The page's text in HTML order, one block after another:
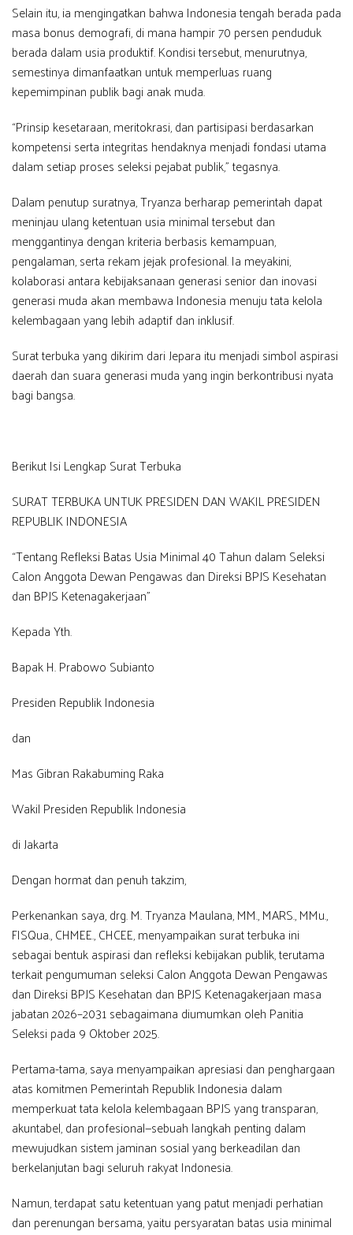
Selain itu, ia mengingatkan bahwa Indonesia tengah berada pada
masa bonus demografi, di mana hampir 70 persen penduduk
berada dalam usia produktif. Kondisi tersebut, menurutnya,
semestinya dimanfaatkan untuk memperluas ruang
kepemimpinan publik bagi anak muda.
“Prinsip kesetaraan, meritokrasi, dan partisipasi berdasarkan
kompetensi serta integritas hendaknya menjadi fondasi utama
dalam setiap proses seleksi pejabat publik,” tegasnya.
Dalam penutup suratnya, Tryanza berharap pemerintah dapat
meninjau ulang ketentuan usia minimal tersebut dan
menggantinya dengan kriteria berbasis kemampuan,
pengalaman, serta rekam jejak profesional. Ia meyakini,
kolaborasi antara kebijaksanaan generasi senior dan inovasi
generasi muda akan membawa Indonesia menuju tata kelola
kelembagaan yang lebih adaptif dan inklusif.
Surat terbuka yang dikirim dari Jepara itu menjadi simbol aspirasi
daerah dan suara generasi muda yang ingin berkontribusi nyata
bagi bangsa.
Berikut Isi Lengkap Surat Terbuka
SURAT TERBUKA UNTUK PRESIDEN DAN WAKIL PRESIDEN
REPUBLIK INDONESIA
“Tentang Refleksi Batas Usia Minimal 40 Tahun dalam Seleksi
Calon Anggota Dewan Pengawas dan Direksi BPJS Kesehatan
dan BPJS Ketenagakerjaan”
Kepada Yth.
Bapak H. Prabowo Subianto
Presiden Republik Indonesia
dan
Mas Gibran Rakabuming Raka
Wakil Presiden Republik Indonesia
di Jakarta
Dengan hormat dan penuh takzim,
Perkenankan saya, drg. M. Tryanza Maulana, MM., MARS., MMu.,
FISQua., CHMEE., CHCEE, menyampaikan surat terbuka ini
sebagai bentuk aspirasi dan refleksi kebijakan publik, terutama
terkait pengumuman seleksi Calon Anggota Dewan Pengawas
dan Direksi BPJS Kesehatan dan BPJS Ketenagakerjaan masa
jabatan 2026–2031 sebagaimana diumumkan oleh Panitia
Seleksi pada 9 Oktober 2025.
Pertama-tama, saya menyampaikan apresiasi dan penghargaan
atas komitmen Pemerintah Republik Indonesia dalam
memperkuat tata kelola kelembagaan BPJS yang transparan,
akuntabel, dan profesional—sebuah langkah penting dalam
mewujudkan sistem jaminan sosial yang berkeadilan dan
berkelanjutan bagi seluruh rakyat Indonesia.
Namun, terdapat satu ketentuan yang patut menjadi perhatian
dan perenungan bersama, yaitu persyaratan batas usia minimal